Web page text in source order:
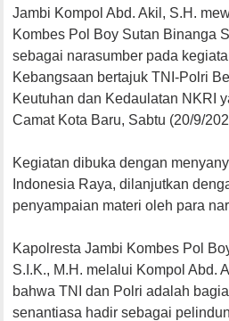
Jambi Kompol Abd. Akil, S.H.
Kombes Pol Boy Sutan Binanga
sebagai narasumber pada
Kebangsaan bertajuk TNI-Polri
Keutuhan dan Kedaulatan NKRI
Camat Kota Baru, Sabtu (20/9/
Kegiatan dibuka dengan
Indonesia Raya, dilanjutkan
penyampaian materi oleh para
Kapolresta Jambi Kombes Pol
S.I.K., M.H. melalui Kompol Abd.
bahwa TNI dan Polri adalah
senantiasa hadir sebagai